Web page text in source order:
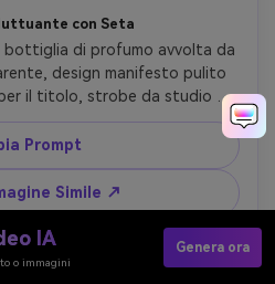
con Seta
bottiglia di profumo avvolta da
design manifesto pulito
il titolo, strobe da studio ad
il movimento del tessuto, Sony
centrata, mood lusso
seta e rifrazione vetro
fuoco netta, alta risoluzione,
soft --ar 4:5
Prompt
Simile ↗
IA
o immagini
Genera ora